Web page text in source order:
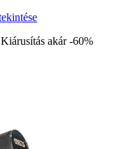
Kiárusítás akár -60%